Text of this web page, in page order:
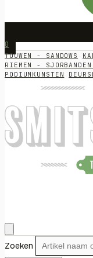
0
TOUWEN - SANDOWS
RIEMEN -
PODIUMKUNSTEN
Zoeken